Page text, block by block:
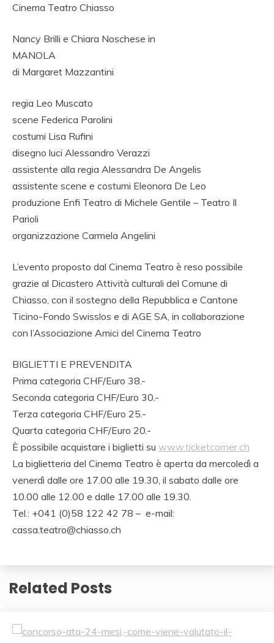
Cinema Teatro Chiasso
Nancy Brilli e Chiara Noschese in
MANOLA
di Margaret Mazzantini
regia Leo Muscato
scene Federica Parolini
costumi Lisa Rufini
disegno luci Alessandro Verazzi
assistente alla regia Alessandra De Angelis
assistente scene e costumi Eleonora De Leo
produzione Enfi Teatro di Michele Gentile – Teatro Il
Parioli
organizzazione Carmela Angelini
L’evento proposto dal Cinema Teatro è reso possibile
grazie al Dicastero Attività culturali del Comune di
Chiasso, con il sostegno della Repubblica e Cantone
Ticino-Fondo Swisslos e di AGE SA, in collaborazione
con l’Associazione Amici del Cinema Teatro
BIGLIETTI E PREVENDITA
Prima categoria CHF/Euro 38.-
Seconda categoria CHF/Euro 30.-
Terza categoria CHF/Euro 25.-
Quarta categoria CHF/Euro 20.-
È possibile acquistare i biglietti su www.ticketcorner.ch
La biglietteria del Cinema Teatro è aperta da mercoledì a
venerdì dalle ore 17.00 alle 19.30, il sabato dalle ore
10.00 alle 12.00 e dalle 17.00 alle 19.30.
Tel.: +041 (0)58 122 42 78 – e-mail:
cassa.teatro@chiasso.ch
Related Posts